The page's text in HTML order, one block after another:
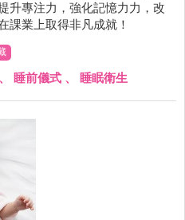
升專注力，強化記憶力力，改
課業上取得非凡成就！
、 睡前儀式 、 睡眠衛生